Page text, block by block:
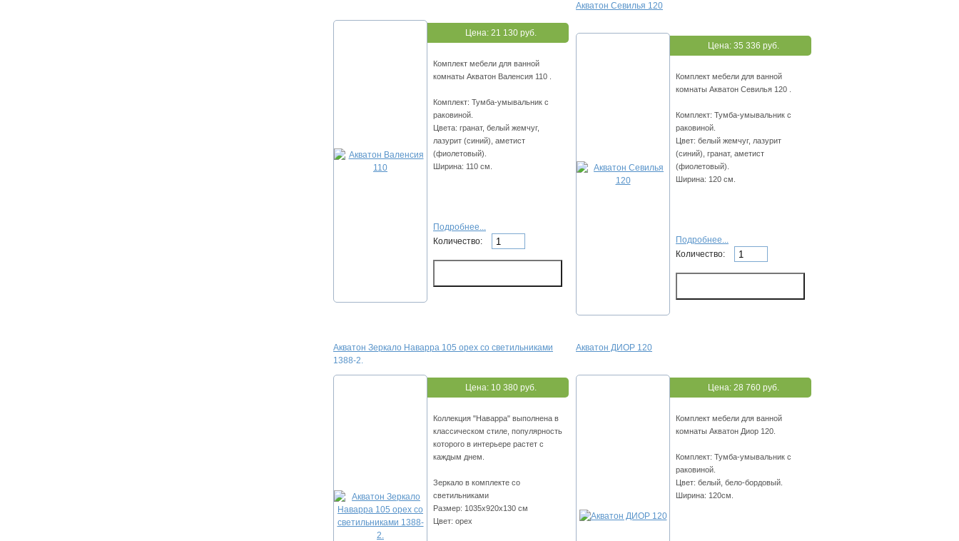
Цена: 21 130 руб.
Комплект мебели для ванной
комнаты Акватон Валенсия 110 .
Комплект: Тумба-умывальник с
раковиной.
Цвета: гранат, белый жемчуг,
лазурит (синий), аметист
(фиолетовый).
Ширина: 110 см.
Подробнее...
Количество:
Акватон Севилья 120
Цена: 35 336 руб.
Комплект мебели для ванной
комнаты Акватон Севилья 120 .
Комплект: Тумба-умывальник с
раковиной.
Цвет: белый жемчуг, лазурит
(синий), гранат, аметист
(фиолетовый).
Ширина: 120 см.
Подробнее...
Количество:
Акватон Зеркало Наварра 105 орех со светильниками
1388-2.
Цена: 10 380 руб.
Коллекция "Наварра" выполнена в
классическом стиле, популярность
которого в интерьере растет с
каждым днем.
Зеркало в комплекте со
светильниками
Размер: 1035х920х130 см
Цвет: орех
Акватон ДИОР 120
Цена: 28 760 руб.
Комплект мебели для ванной
комнаты Акватон Диор 120.
Комплект: Тумба-умывальник с
раковиной.
Цвет: белый, бело-бордовый.
Ширина: 120см.